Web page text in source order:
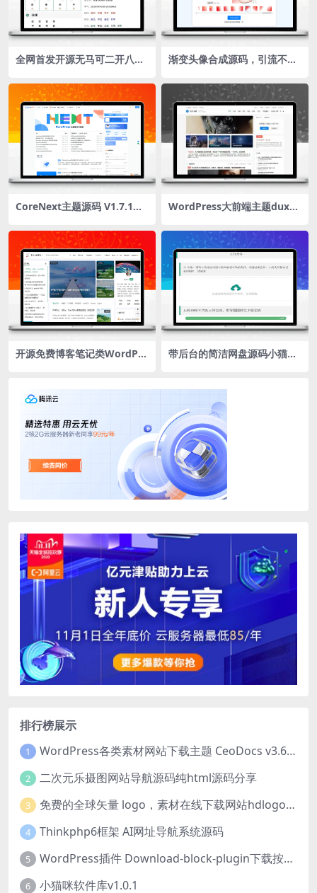
全网首发开源无马可二开八字
渐变头像合成源码，引流不错
CoreNext主题源码 V1.7.1开
高性能主题
WordPress大前端主题dux8.
开源免费博客笔记类WordPre
带后台的简洁网盘源码小猫咪
排行榜展示
1 WordPress各类素材网站下载主题 CeoDocs v3.6 去授权版
2 二次元乐摄图网站导航源码纯html源码分享
3 免费的全球矢量 logo，素材在线下载网站hdlogo.com
4 Thinkphp6框架 AI网址导航系统源码
5 WordPress插件 Download-block-plugin下载按钮图标美化
6 小猫咪软件库v1.0.1